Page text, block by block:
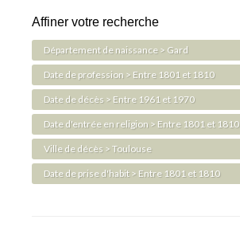
Affiner votre recherche
Département de naissance > Gard
Date de profession > Entre 1801 et 1810
Date de décès > Entre 1961 et 1970
Date d'entrée en religion > Entre 1801 et 1810
Ville de décès > Toulouse
Date de prise d'habit > Entre 1801 et 1810